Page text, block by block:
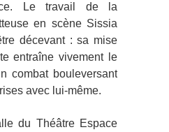
Le travail de la
en scène Sissia
décevant : sa mise
entraîne vivement le
combat bouleversant
avec lui-même.
Théâtre Espace